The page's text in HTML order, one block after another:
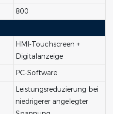
800
HMI-Touchscreen +
Digitalanzeige
PC-Software
Leistungsreduzierung bei
niedrigerer angelegter